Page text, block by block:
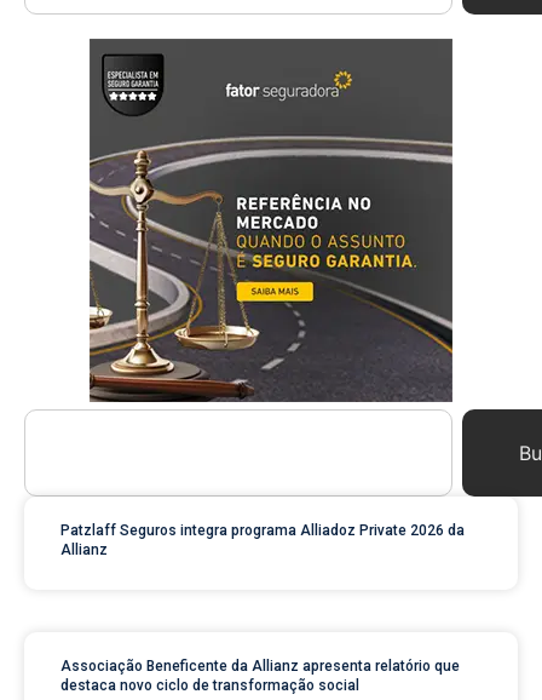
Patzlaff Seguros integra programa Alliadoz Private 2026 da
Allianz
Associação Beneficente da Allianz apresenta relatório que
destaca novo ciclo de transformação social